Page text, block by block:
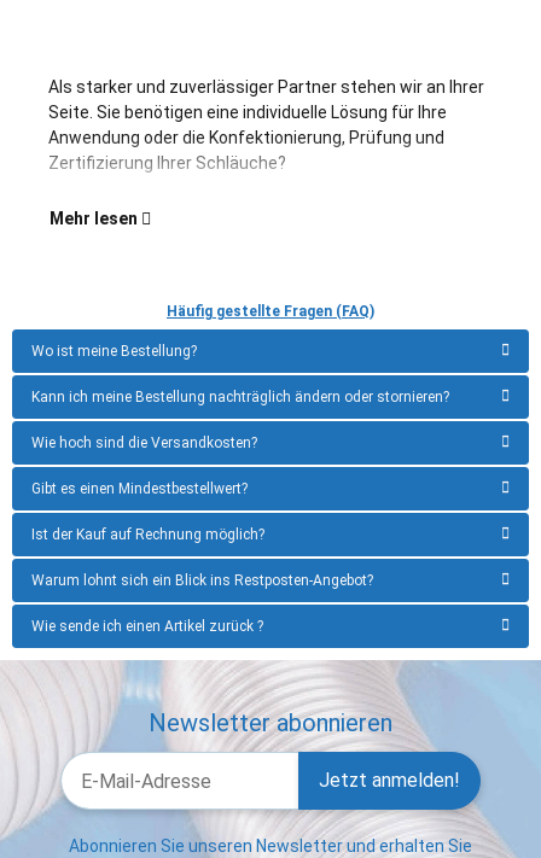
Als starker und zuverlässiger Partner stehen wir an Ihrer
Seite. Sie benötigen eine individuelle Lösung für Ihre
Anwendung oder die Konfektionierung, Prüfung und
Zertifizierung Ihrer Schläuche?
Mehr lesen
Häufig gestellte Fragen (FAQ)
Wo ist meine Bestellung?
Kann ich meine Bestellung nachträglich ändern oder stornieren?
Wie hoch sind die Versandkosten?
Gibt es einen Mindestbestellwert?
Ist der Kauf auf Rechnung möglich?
Warum lohnt sich ein Blick ins Restposten-Angebot?
Wie sende ich einen Artikel zurück ?
Newsletter abonnieren
Jetzt anmelden!
Abonnieren Sie unseren Newsletter und erhalten Sie